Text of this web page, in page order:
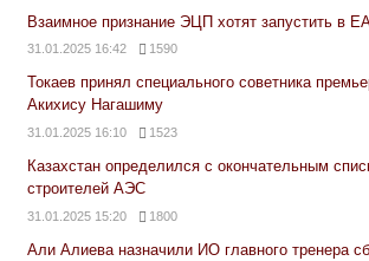
Взаимное признание ЭЦП хотят запустить в
31.01.2025 16:42 1590
Токаев принял специального советника
Акихису Нагашиму
31.01.2025 16:10 1523
Казахстан определился с окончательным
строителей АЭС
31.01.2025 15:20 1800
Али Алиева назначили ИО главного тренера